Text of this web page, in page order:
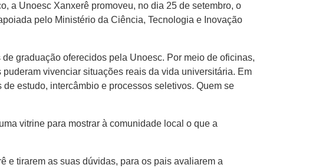
a Unoesc Xanxerê promoveu, no dia 25 de setembro, o
pelo Ministério da Ciência, Tecnologia e Inovação
graduação oferecidos pela Unoesc. Por meio de oficinas,
vivenciar situações reais da vida universitária. Em
estudo, intercâmbio e processos seletivos. Quem se
vitrine para mostrar à comunidade local o que a
e tirarem as suas dúvidas, para os pais avaliarem a